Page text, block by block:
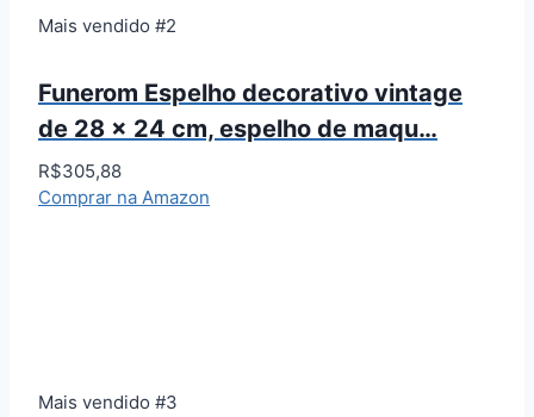
Mais vendido #2
Funerom Espelho decorativo vintage
de 28 x 24 cm, espelho de maqu…
R$305,88
Comprar na Amazon
Mais vendido #3